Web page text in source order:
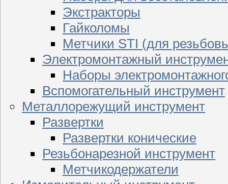
Экстракторы
Гайколомы
Метчики STI (для
Электромонтажный
Наборы
Вспомогательный инструмент
Металлорежущий инструмент
Развертки
Развертки конические
Резьбонарезной инструмент
Метчикодержатели